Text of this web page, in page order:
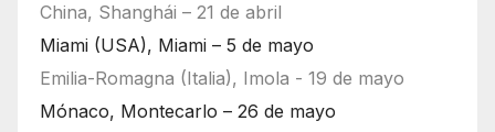
China, Shanghái – 21 de abril
Miami (USA), Miami – 5 de mayo
Emilia-Romagna (Italia), Imola - 19 de mayo
Mónaco, Montecarlo – 26 de mayo